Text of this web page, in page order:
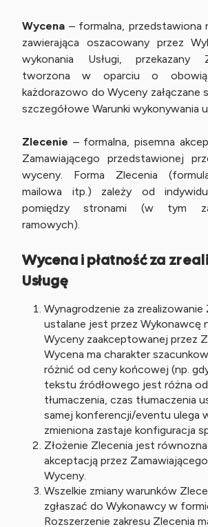
Wycena – formalna, przedstawiona
zawierająca oszacowany przez
wykonania Usługi, przekazany
tworzona w oparciu o
każdorazowo do Wyceny załączane
szczegółowe Warunki wykonywania
Zlecenie – formalna, pisemna
Zamawiającego przedstawionej
wyceny. Forma Zlecenia
mailowa itp.) zależy od
pomiędzy stronami (w tym
ramowych).
Wycena i płatność za
Usługę
Wynagrodzenie za zrealizowanie
ustalane jest przez Wykonawcę
Wyceny zaakceptowanej przez
Wycena ma charakter
różnić od ceny końcowej (np.
tekstu źródłowego jest różna
tłumaczenia, czas tłumaczenia
samej konferencji/eventu ulega
zmieniona zastaje konfiguracja
Złożenie Zlecenia jest
akceptacją przez
Wyceny.
Wszelkie zmiany warunków
zgłaszać do Wykonawcy w
Rozszerzenie zakresu Zlecenia